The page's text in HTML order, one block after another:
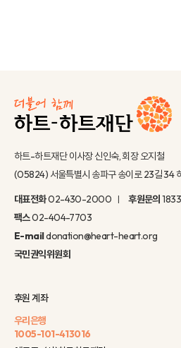
하트-하트재단 이사장 신인숙, 회장 오지철
(05824) 서울특별시 송파구 송이로 23길 34
대표전화02-430-2000 후원문의
팩스02-404-7703
E-maildonation@heart-heart.org
국민권익위원회
후원 계좌
우리은행
1005-101-413016